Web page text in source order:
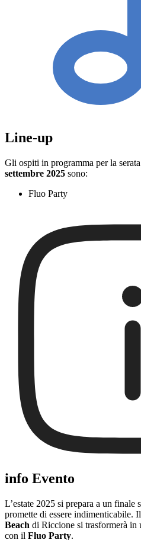
Line-up
Gli ospiti in programma per la serata
settembre 2025 sono:
Fluo Party
info Evento
L’estate 2025 si prepara a un finale
promette di essere indimenticabile. Il
Beach di Riccione si trasformerà in
con il Fluo Party.